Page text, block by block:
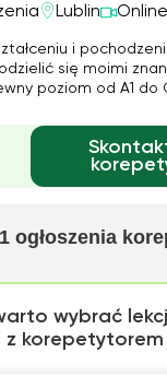
Lublin Online
i
się moimi
poziom od A1 do
w wieku
celami, takimi jak
1 ogłoszenia
wybrać
z korepetytorem